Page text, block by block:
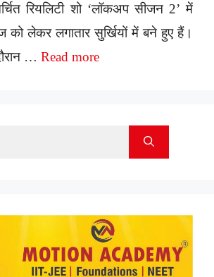
रियलिटी शो ‘लॉकअप सीजन 2’ में
लेकर लगातार सुर्खियों में बने हुए हैं।
… Read more